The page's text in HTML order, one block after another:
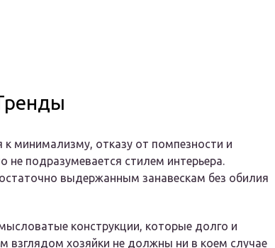
к минимализму, отказу от помпезности и
не подразумевается стилем интерьера.
выдержанным занавескам без обилия
конструкции, которые долго и
взглядом хозяйки не должны ни в коем случае